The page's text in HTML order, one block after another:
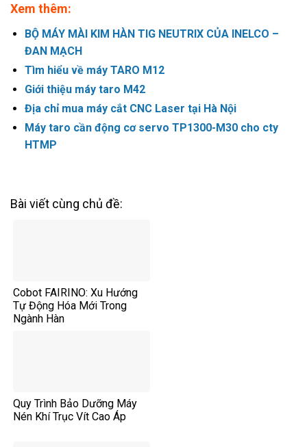
Xem thêm:
BỘ MÁY MÀI KIM HÀN TIG NEUTRIX CỦA INELCO –
ĐAN MẠCH
Tìm hiểu về máy TARO M12
Giới thiệu máy taro M42
Địa chỉ mua máy cắt CNC Laser tại Hà Nội
Máy taro cần động cơ servo TP1300-M30 cho cty
HTMP
Bài viết cùng chủ đề:
Cobot FAIRINO: Xu Hướng
Tự Động Hóa Mới Trong
Ngành Hàn
Quy Trình Bảo Dưỡng Máy
Nén Khí Trục Vít Cao Áp